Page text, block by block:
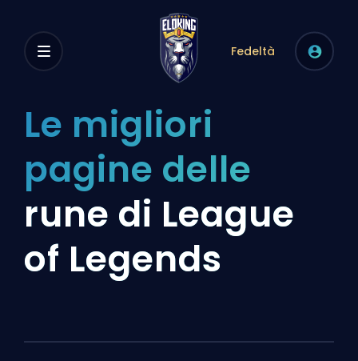
Fedeltà
Le migliori
pagine delle
rune di League
of Legends